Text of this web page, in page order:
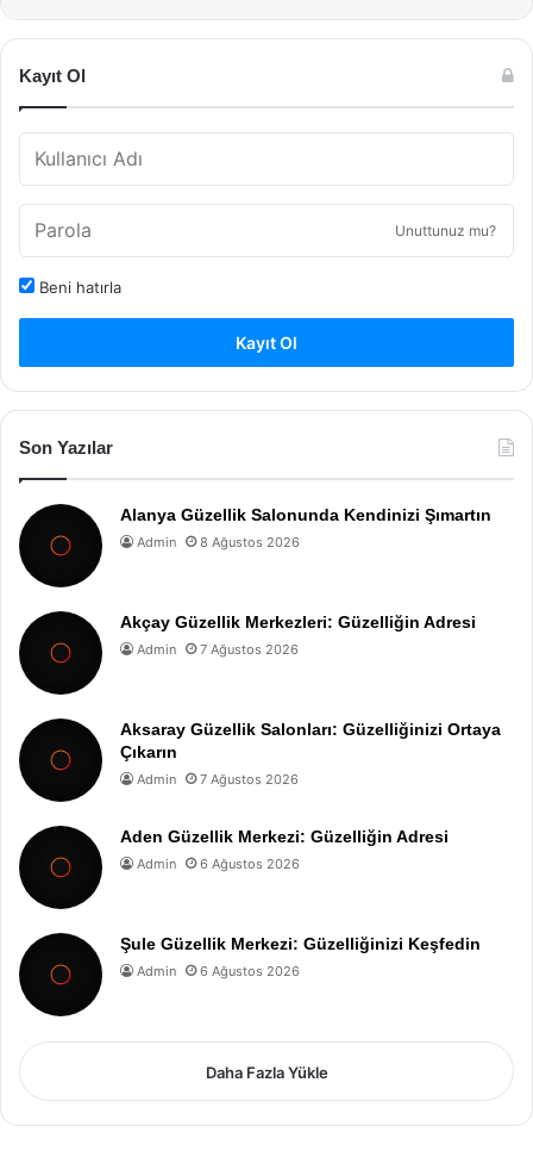
Kayıt Ol
Unuttunuz mu?
Beni hatırla
Kayıt Ol
Son Yazılar
Alanya Güzellik Salonunda Kendinizi Şımartın
Admin 8 Ağustos 2026
Akçay Güzellik Merkezleri: Güzelliğin Adresi
Admin 7 Ağustos 2026
Aksaray Güzellik Salonları: Güzelliğinizi Ortaya
Çıkarın
Admin 7 Ağustos 2026
Aden Güzellik Merkezi: Güzelliğin Adresi
Admin 6 Ağustos 2026
Şule Güzellik Merkezi: Güzelliğinizi Keşfedin
Admin 6 Ağustos 2026
Daha Fazla Yükle